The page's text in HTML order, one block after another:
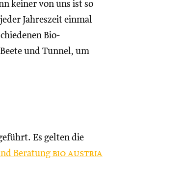
keiner von uns ist so
Jahreszeit einmal
Bio-
und Tunnel, um
Es gelten die
Beratung bio austria